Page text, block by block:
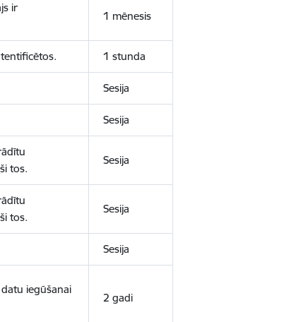
ir
1 mēnesis
1 stunda
Sesija
Sesija
tos.
Sesija
tos.
Sesija
Sesija
iegūšanai
2 gadi